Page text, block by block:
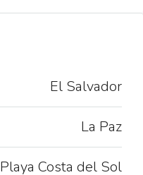
El Salvador
La Paz
Playa Costa del Sol